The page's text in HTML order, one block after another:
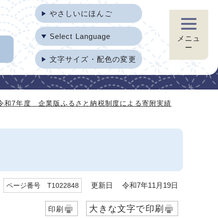
やさしいにほんご
Select Language
文字サイズ・配色の変更
メニュ
ー
和7年度 企業版ふるさと納税制度による寄附実績
ページ番号 T1022848 更新日 令和7年11月19日
印刷 大きな文字で印刷